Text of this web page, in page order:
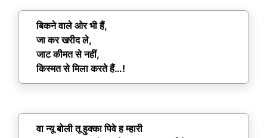
बिकने वाले ओर भी हैं,
जा कर खरीद ले,
जाट कीमत से नहीं,
किस्मत से मिला करते हैं…!
वा न्यू बोली तू हुक्का पिवे ह म्हारी